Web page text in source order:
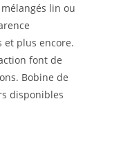
lin ou
et plus encore.
font de
Bobine de
disponibles